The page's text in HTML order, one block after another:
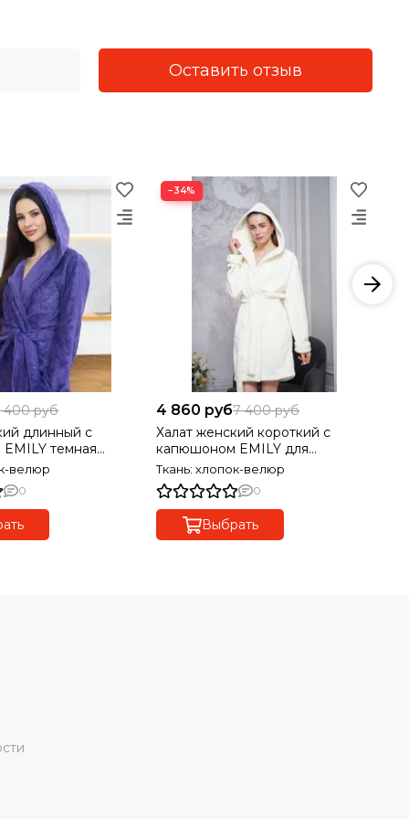
Оставить отзыв
400 руб
длинный с
темная
велюр
0
−34%
4 860 руб7 400 руб
Халат женский короткий с
капюшоном EMILY для
бассейна
Ткань: хлопок-велюр
0
Выбрать